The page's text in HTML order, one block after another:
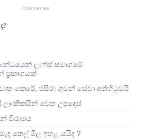
ලාෆ්ස් සමාගමේ
ප්‍රකාශයක්
කෙරේ, ජසීරා ගුවන් සේවා අත්හි‍ටුවයි
ලාංකිකයින් වෙත උපදෙස්
විරාමය
තෙල් මිල ඉහළ යයිද ?